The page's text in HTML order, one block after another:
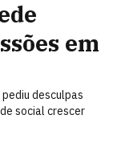
em
desculpas
social crescer